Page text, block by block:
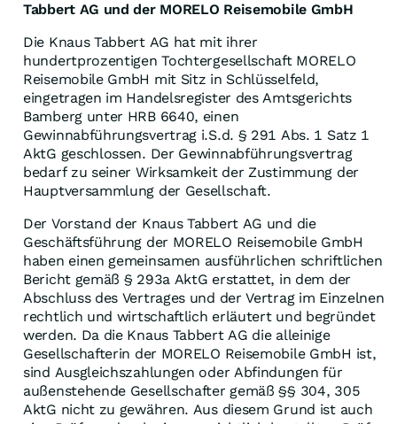
Tabbert AG und der MORELO Reisemobile GmbH
Die Knaus Tabbert AG hat mit ihrer
hundertprozentigen Tochtergesellschaft MORELO
Reisemobile GmbH mit Sitz in Schlüsselfeld,
eingetragen im Handelsregister des Amtsgerichts
Bamberg unter HRB 6640, einen
Gewinnabführungsvertrag i.S.d. § 291 Abs. 1 Satz 1
AktG geschlossen. Der Gewinnabführungsvertrag
bedarf zu seiner Wirksamkeit der Zustimmung der
Hauptversammlung der Gesellschaft.
Der Vorstand der Knaus Tabbert AG und die
Geschäftsführung der MORELO Reisemobile GmbH
haben einen gemeinsamen ausführlichen schriftlichen
Bericht gemäß § 293a AktG erstattet, in dem der
Abschluss des Vertrages und der Vertrag im Einzelnen
rechtlich und wirtschaftlich erläutert und begründet
werden. Da die Knaus Tabbert AG die alleinige
Gesellschafterin der MORELO Reisemobile GmbH ist,
sind Ausgleichszahlungen oder Abfindungen für
außenstehende Gesellschafter gemäß §§ 304, 305
AktG nicht zu gewähren. Aus diesem Grund ist auch